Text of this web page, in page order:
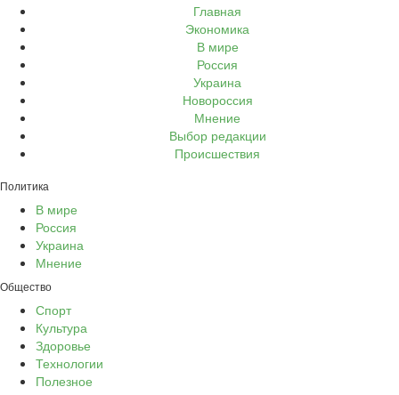
Главная
Экономика
В мире
Россия
Украина
Новороссия
Мнение
Выбор редакции
Происшествия
Политика
В мире
Россия
Украина
Мнение
Общество
Спорт
Культура
Здоровье
Технологии
Полезное